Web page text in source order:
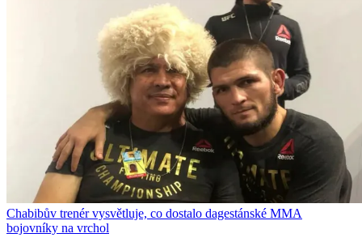
Chabibův trenér vysvětluje, co dostalo dagestánské MMA
bojovníky na vrchol